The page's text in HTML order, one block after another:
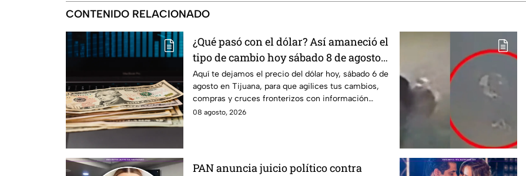
CONTENIDO RELACIONADO
¿Qué pasó con el dólar? Así amaneció el
tipo de cambio hoy sábado 8 de agosto
en Tijuana
Aquí te dejamos el precio del dólar hoy, sábado 6 de
agosto en Tijuana, para que agilices tus cambios,
compras y cruces fronterizos con información
actualizada.
08 agosto, 2026
PAN anuncia juicio político contra